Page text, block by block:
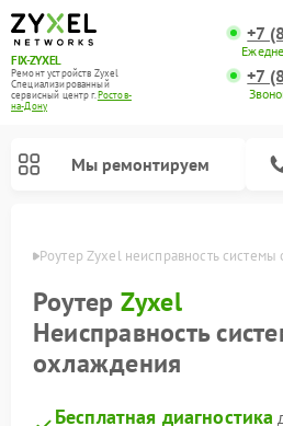
FIX-ZYXEL
Ремонт устройств Zyxel
Специализированный
cервисный центр г.Ростов-
на-Дону
+7
+7
Мы ремонтируем
Роутер Zyxel неисправность
Роутер Zyxel
Неисправность
охлаждения
Бесплатная диагностика